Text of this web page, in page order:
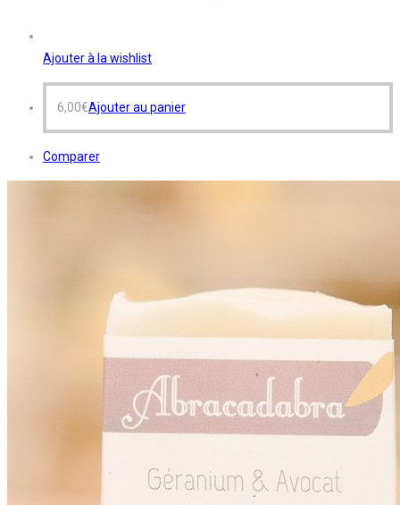
Ajouter à la wishlist
6,00€Ajouter au panier
Comparer